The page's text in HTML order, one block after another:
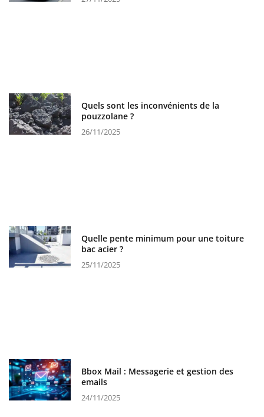
Quels sont les inconvénients de la
pouzzolane ?
26/11/2025
Quelle pente minimum pour une toiture
bac acier ?
25/11/2025
Bbox Mail : Messagerie et gestion des
emails
24/11/2025